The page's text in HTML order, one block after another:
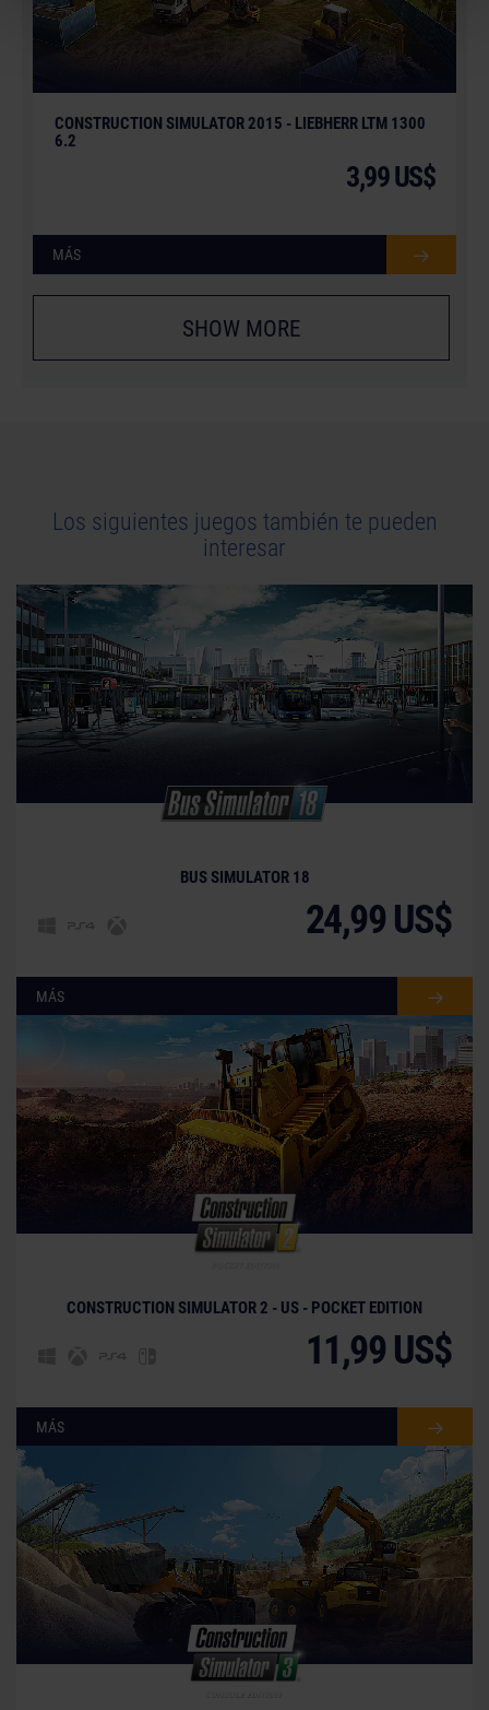
CONSTRUCTION SIMULATOR 2015 - LIEBHERR LTM 1300
6.2
3,99 US$
MÁS
SHOW MORE
Los siguientes juegos también te pueden
interesar
BUS SIMULATOR 18
24,99 US$
MÁS
CONSTRUCTION SIMULATOR 2 - US - POCKET EDITION
11,99 US$
MÁS
© [Translate to Spanish (Spain):]